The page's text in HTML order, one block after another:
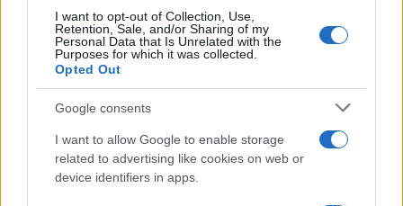
I want to opt-out of Collection, Use,
Retention, Sale, and/or Sharing of my
Personal Data that Is Unrelated with the
Purposes for which it was collected.
Opted Out
Google consents
I want to allow Google to enable storage
related to advertising like cookies on web or
device identifiers in apps.
dettagliato". —salutewebinfo@adnkronos.com
(Web Info)